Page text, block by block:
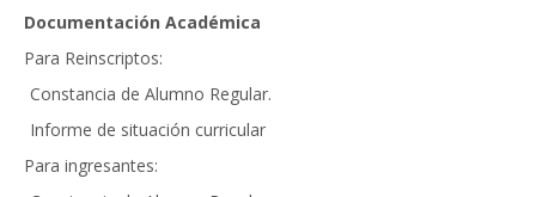
Documentación Académica
Para Reinscriptos:
Constancia de Alumno Regular.
Informe de situación curricular
Para ingresantes: